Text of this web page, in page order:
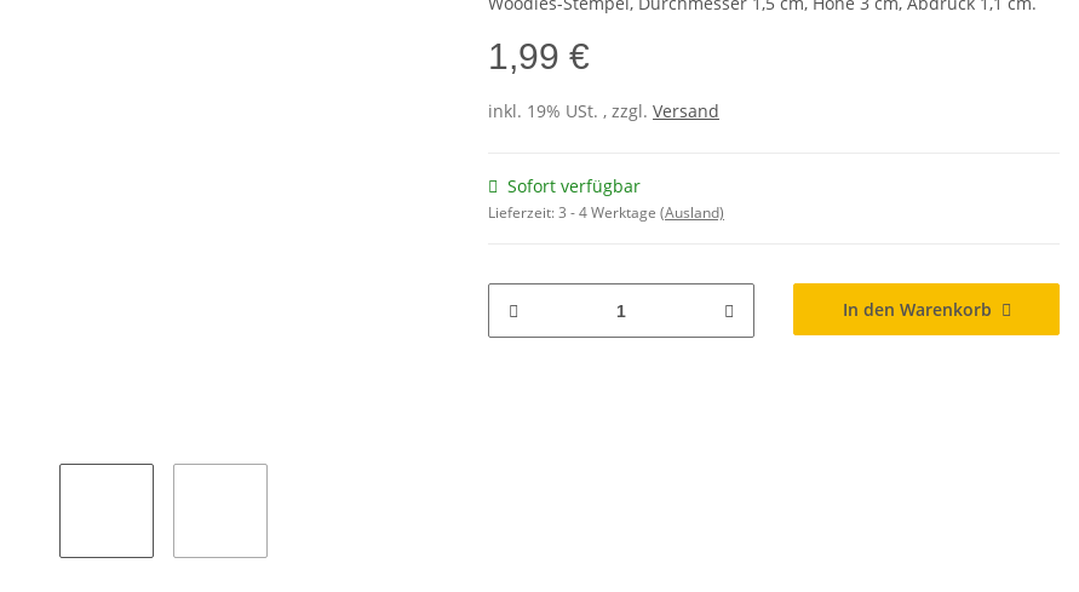
1,99 €
inkl. 19% USt. , zzgl. Versand
Sofort verfügbar
Lieferzeit:3 - 4 Werktage (Ausland)
In den Warenkorb